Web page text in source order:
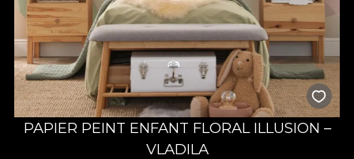
PAPIER PEINT ENFANT FLORAL ILLUSION –
VLADILA